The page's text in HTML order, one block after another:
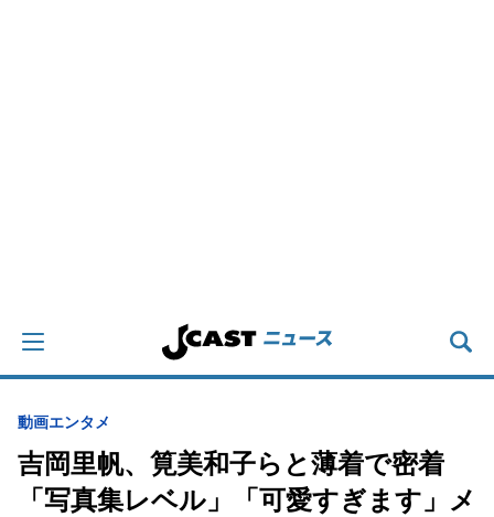
動画エンタメ
吉岡里帆、筧美和子らと薄着で密着
「写真集レベル」「可愛すぎます」メ